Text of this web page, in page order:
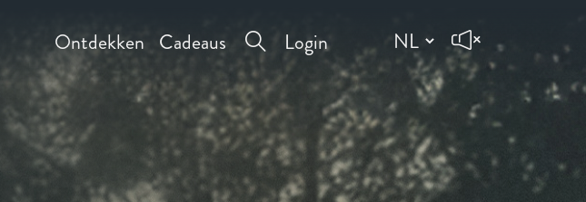
Ontdekken Cadeaus Login